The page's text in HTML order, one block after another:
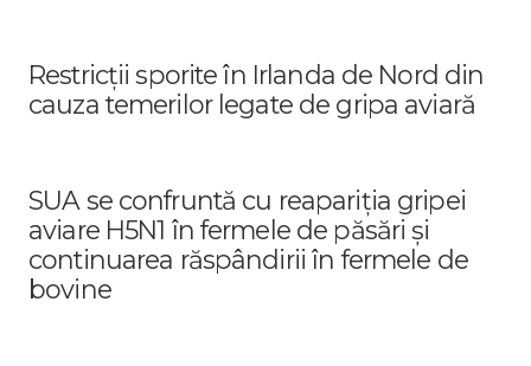
Restricții sporite în Irlanda de Nord din
cauza temerilor legate de gripa aviară
SUA se confruntă cu reapariția gripei
aviare H5N1 în fermele de păsări și
continuarea răspândirii în fermele de
bovine